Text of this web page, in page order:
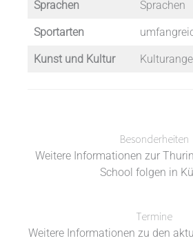
Sprachen Sprachen
Sportarten
Kunst und Kultur
Besonderheiten
Weitere Informationen zur
School folgen in
Termine
Weitere Informationen zu den